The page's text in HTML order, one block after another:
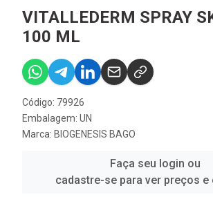
VITALLEDERM SPRAY
100 ML
Código: 79926
Embalagem: UN
Marca: BIOGENESIS BAGO
Faça seu login ou
cadastre-se para ver preços e